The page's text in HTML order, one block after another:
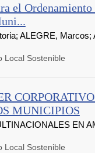
el
ALEGRE, Marcos;
Local Sostenible
MUNICIPIOS
EN
Local Sostenible